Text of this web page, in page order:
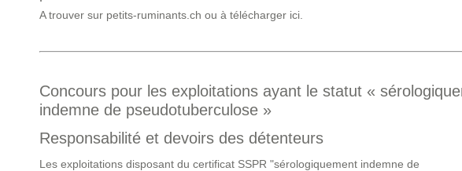
A trouver sur petits-ruminants.ch ou à télécharger ici.
Concours pour les exploitations ayant le statut «
indemne de pseudotuberculose »
Responsabilité et devoirs des détenteurs
Les exploitations disposant du certificat SSPR "sérologiquement indemne de